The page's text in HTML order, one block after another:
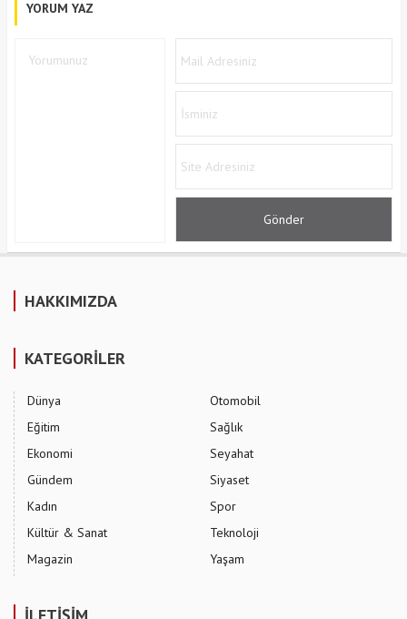
YORUM YAZ
HAKKIMIZDA
KATEGORİLER
Dünya
Eğitim
Ekonomi
Gündem
Kadın
Kültür & Sanat
Magazin
Otomobil
Sağlık
Seyahat
Siyaset
Spor
Teknoloji
Yaşam